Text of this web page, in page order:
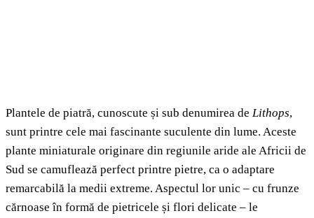
Plantele de piatră, cunoscute și sub denumirea de Lithops,
sunt printre cele mai fascinante suculente din lume. Aceste
plante miniaturale originare din regiunile aride ale Africii de
Sud se camuflează perfect printre pietre, ca o adaptare
remarcabilă la medii extreme. Aspectul lor unic – cu frunze
cărnoase în formă de pietricele și flori delicate – le